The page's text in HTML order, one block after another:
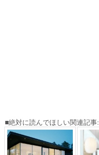
■絶対に読んでほしい関連記事: